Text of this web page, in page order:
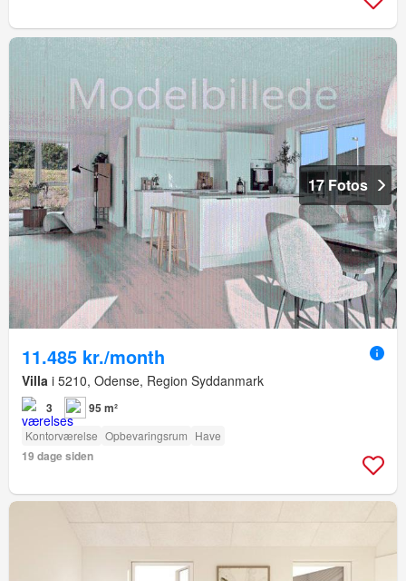
17 Fotos
11.485 kr./month
Villa i 5210, Odense, Region Syddanmark
3 95 m²
Kontorværelse Opbevaringsrum Have
19 dage siden